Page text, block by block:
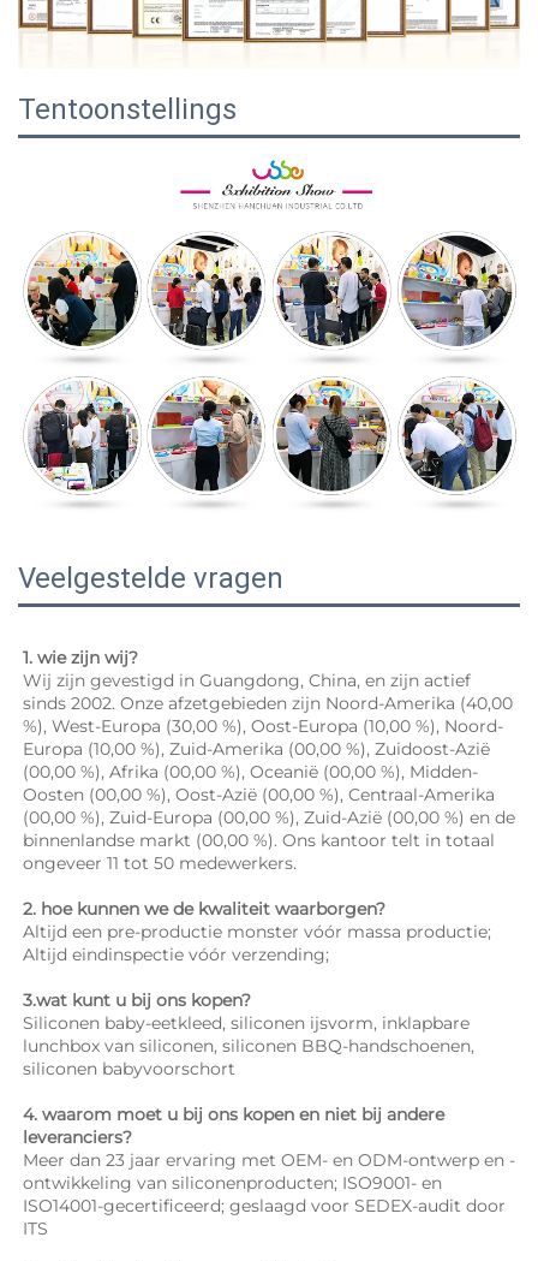
Tentoonstellings
Veelgestelde vragen
1. wie zijn wij?
Wij zijn gevestigd in Guangdong, China, en zijn actief
sinds 2002. Onze afzetgebieden zijn Noord-Amerika (40,00
%), West-Europa (30,00 %), Oost-Europa (10,00 %), Noord-
Europa (10,00 %), Zuid-Amerika (00,00 %), Zuidoost-Azië
(00,00 %), Afrika (00,00 %), Oceanië (00,00 %), Midden-
Oosten (00,00 %), Oost-Azië (00,00 %), Centraal-Amerika
(00,00 %), Zuid-Europa (00,00 %), Zuid-Azië (00,00 %) en de
binnenlandse markt (00,00 %). Ons kantoor telt in totaal
ongeveer 11 tot 50 medewerkers.
2. hoe kunnen we de kwaliteit waarborgen?
Altijd een pre-productie monster vóór massa productie;
Altijd eindinspectie vóór verzending;
3.wat kunt u bij ons kopen?
Siliconen baby-eetkleed, siliconen ijsvorm, inklapbare
lunchbox van siliconen, siliconen BBQ-handschoenen,
siliconen babyvoorschort
4. waarom moet u bij ons kopen en niet bij andere
leveranciers?
Meer dan 23 jaar ervaring met OEM- en ODM-ontwerp en -
ontwikkeling van siliconenproducten; ISO9001- en
ISO14001-gecertificeerd; geslaagd voor SEDEX-audit door
ITS